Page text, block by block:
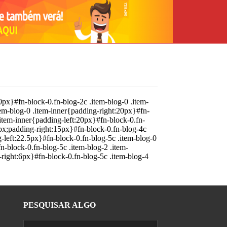
block-0.fn-blog-2c .item-blog-0 .item-
blog-0 .item-inner{padding-right:20px}#fn-
inner{padding-left:20px}#fn-block-0.fn-
right:15px}#fn-block-0.fn-blog-4c
left:22.5px}#fn-block-0.fn-blog-5c .item-blog-0
block-0.fn-blog-5c .item-blog-2 .item-
block-0.fn-blog-5c .item-blog-4
PESQUISAR ALGO